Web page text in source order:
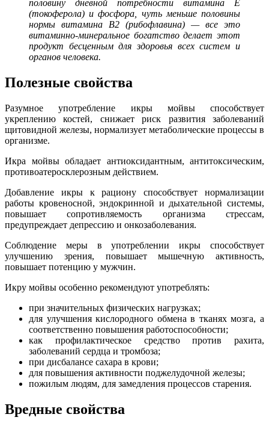
половину дневной потребности витамина Е
(токоферола) и фосфора, чуть меньше половины
нормы витамина В2 (рибофлавина) — все это
витаминно-минеральное богатство делает этот
продукт бесценным для здоровья всех систем и
органов человека.
Полезные свойства
Разумное употребление икры мойвы способствует
укреплению костей, снижает риск развития заболеваний
щитовидной железы, нормализует метаболические процессы в
организме.
Икра мойвы обладает антиоксидантным, антитоксическим,
противоатеросклерозным действием.
Добавление икры к рациону способствует нормализации
работы кровеносной, эндокринной и дыхательной системы,
повышает сопротивляемость организма стрессам,
предупреждает депрессию и онкозаболевания.
Соблюдение меры в употреблении икры способствует
улучшению зрения, повышает мышечную активность,
повышает потенцию у мужчин.
Икру мойвы особенно рекомендуют употреблять:
при значительных физических нагрузках;
для улучшения кислородного обмена в тканях мозга, а
соответственно повышения работоспособности;
как профилактическое средство против рахита,
заболеваний сердца и тромбоза;
при дисбалансе сахара в крови;
для повышения активности поджелудочной железы;
пожилым людям, для замедления процессов старения.
Вредные свойства